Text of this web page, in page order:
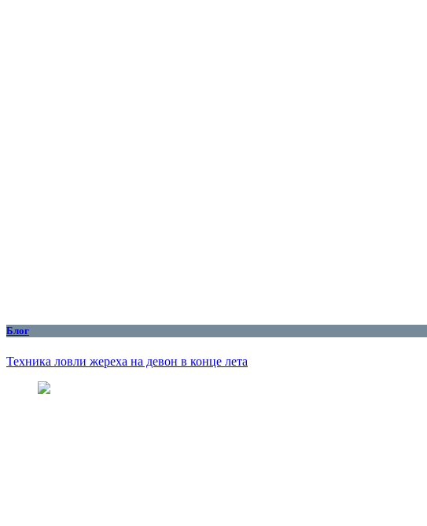
Блог
Техника ловли жереха на девон в конце лета